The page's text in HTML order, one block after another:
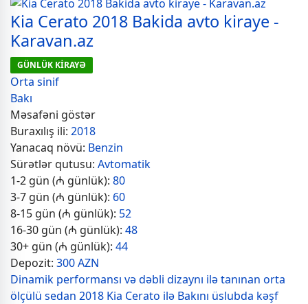
Kia Cerato 2018 Bakida avto kiraye -
Karavan.az
GÜNLÜK KİRAYƏ
Orta sinif
Bakı
Məsafəni göstər
Buraxılış ili: 2018
Yanacaq növü: Benzin
Sürətlər qutusu: Avtomatik
1-2 gün (₼ günlük): 80
3-7 gün (₼ günlük): 60
8-15 gün (₼ günlük): 52
16-30 gün (₼ günlük): 48
30+ gün (₼ günlük): 44
Depozit: 300 AZN
Dinamik performansı və dəbli dizaynı ilə tanınan orta
ölçülü sedan 2018 Kia Cerato ilə Bakını üslubda kəşf